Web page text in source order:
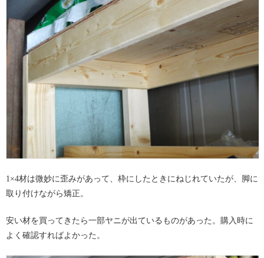
1×4材は微妙に歪みがあって、枠にしたときにねじれていたが、脚に
取り付けながら矯正。
安い材を買ってきたら一部ヤニが出ているものがあった。購入時に
よく確認すればよかった。